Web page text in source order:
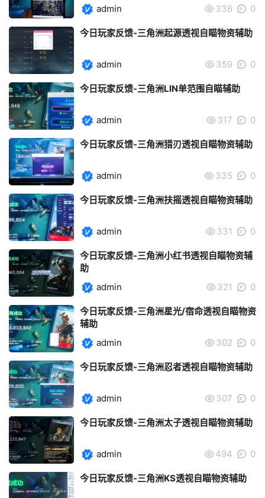
admin
336 0
今日玩家反馈-三角洲起源透视自瞄物资辅助
admin 359 0
今日玩家反馈-三角洲LIN单范围自瞄辅助
admin 317 0
今日玩家反馈-三角洲猎刃透视自瞄物资辅助
admin 335 0
今日玩家反馈-三角洲扶摇透视自瞄物资辅助
admin 331 0
今日玩家反馈-三角洲小红书透视自瞄物资辅
助
admin
321 0
今日玩家反馈-三角洲星光/宿命透视自瞄物资
辅助
admin
302 0
今日玩家反馈-三角洲忍者透视自瞄物资辅助
admin 307 0
今日玩家反馈-三角洲太子透视自瞄物资辅助
admin 494 0
今日玩家反馈-三角洲KS透视自瞄物资辅助